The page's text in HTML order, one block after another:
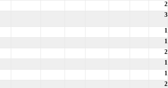
2
3
1
1
2
1
1
2